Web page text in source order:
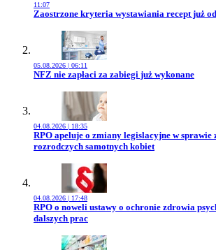
11:07
Przejdź do artykułu:
Zaostrzone kryteria wystawiania recept już
05.08.2026 | 06:11
Przejdź do artykułu:
NFZ nie zapłaci za zabiegi już wykonane
04.08.2026 | 18:35
Przejdź do artykułu:
RPO apeluje o zmiany legislacyjne w
rozrodczych samotnych kobiet
04.08.2026 | 17:48
Przejdź do artykułu:
RPO o noweli ustawy o ochronie zdrowia
dalszych prac